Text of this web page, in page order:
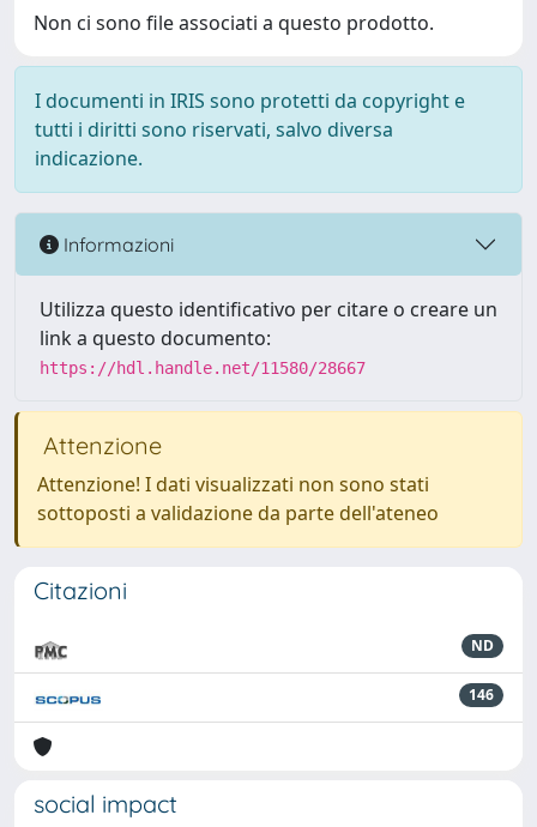
Non ci sono file associati a questo prodotto.
I documenti in IRIS sono protetti da copyright e
tutti i diritti sono riservati, salvo diversa
indicazione.
Informazioni
Utilizza questo identificativo per citare o creare un
link a questo documento:
https://hdl.handle.net/11580/28667
Attenzione
Attenzione! I dati visualizzati non sono stati
sottoposti a validazione da parte dell'ateneo
Citazioni
ND
146
social impact